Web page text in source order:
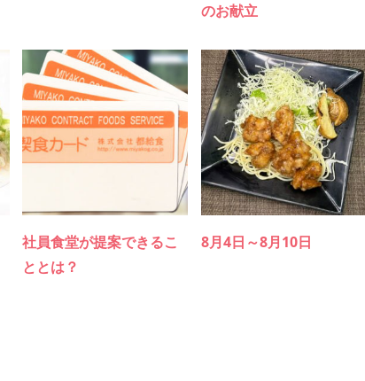
のお献立
社員食堂が提案できるこ
ととは？
8月4日～8月10日